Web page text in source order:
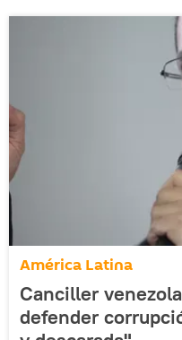
América Latina
Canciller
defender